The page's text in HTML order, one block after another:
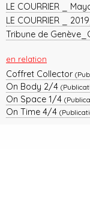
LE COURRIER _
LE COURRIER _
Tribune de
en relation
Coffret Collector
On Body 2/4
On Space 1/4
On Time 4/4